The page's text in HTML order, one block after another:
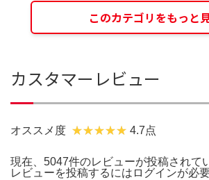
このカテゴリをもっと
カスタマーレビュー
オススメ度 4.7点
現在、5047件のレビューが投稿されて
レビューを投稿するには ログインが必